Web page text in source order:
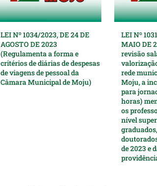
LEI Nº 1034/2023, DE 24 DE
AGOSTO DE 2023
(Regulamenta a forma e
critérios de diárias de despesas
de viagens de pessoal da
Câmara Municipal de Moju)
LEI Nº
MAIO DE
revisão
rede
Moju, a
para
horas)
os
nível
de 2023 e